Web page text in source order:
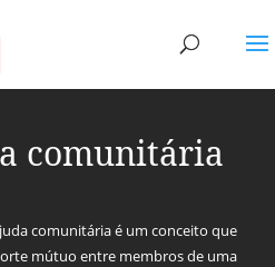
comunitária
comunitária é um conceito que
mútuo entre membros de uma